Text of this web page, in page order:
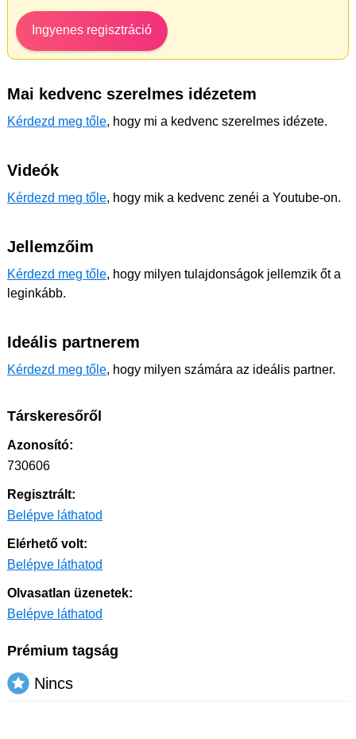
Ingyenes regisztráció
Mai kedvenc szerelmes idézetem
Kérdezd meg tőle, hogy mi a kedvenc szerelmes idézete.
Videók
Kérdezd meg tőle, hogy mik a kedvenc zenéi a Youtube-on.
Jellemzőim
Kérdezd meg tőle, hogy milyen tulajdonságok jellemzik őt a
leginkább.
Ideális partnerem
Kérdezd meg tőle, hogy milyen számára az ideális partner.
Társkeresőről
Azonosító:
730606
Regisztrált:
Belépve láthatod
Elérhető volt:
Belépve láthatod
Olvasatlan üzenetek:
Belépve láthatod
Prémium tagság
Nincs